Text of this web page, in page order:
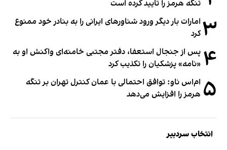
تنگه هرمز را تایید کرده است
۳ امارات بار دیگر ورود شناورهای ایرانی را به بنادر خود ممنوع
کرد
۴ پس از جنجال استعفا، دفتر مجتبی خامنه‌ای واکنش او به
«نامه» پزشکیان را تکذیب کرد
۵ ام‌اس ناو: توافق احتمالی با عمان کنترل تهران بر تنگه
هرمز را افزایش می‌دهد
انتخاب سردبیر